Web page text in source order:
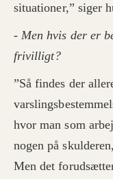
situationer,” siger
- Men hvis der er
frivilligt?
”Så findes der
hvor man som
nogen på
Men det